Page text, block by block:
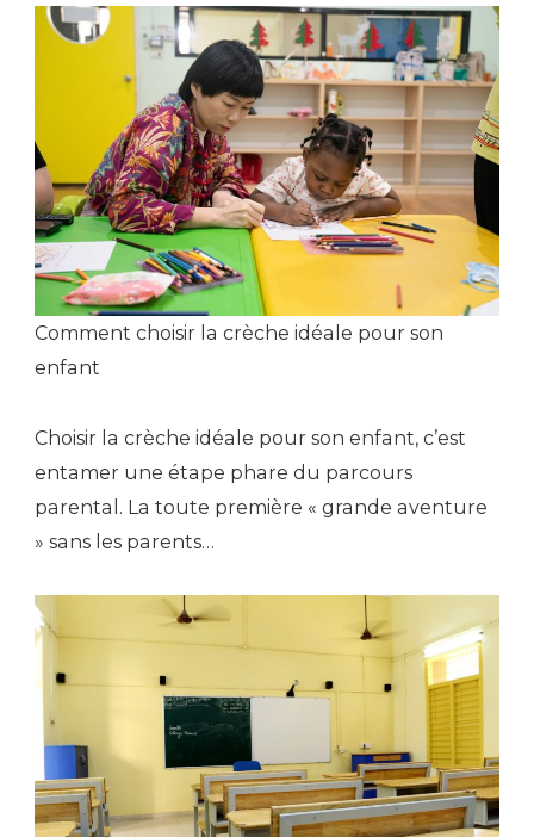
Comment choisir la crèche idéale pour son
enfant
Choisir la crèche idéale pour son enfant, c’est
entamer une étape phare du parcours
parental. La toute première « grande aventure
» sans les parents…